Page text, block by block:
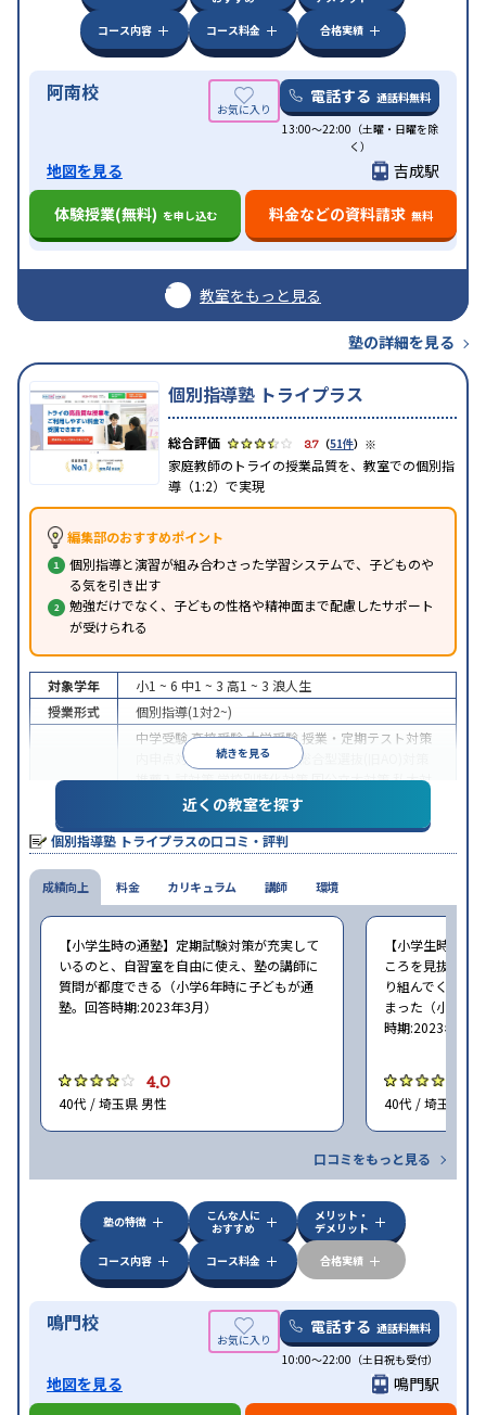
コース内容
コース料金 合格実績
阿南校 電話する 通話料無料
13:00〜22:00（土曜・日曜を除
く）
地図を見る
吉成駅
体験授業(無料) を申し込む 料金などの資料請求 無料
教室をもっと見る
塾の詳細を見る
個別指導塾 トライプラス
3.7 （51件） ※
家庭教師のトライの授業品質を、教室での個別指
導（1:2）で実現
編集部のおすすめポイント
個別指導と演習が組み合わさった学習システムで、子どものや
る気を引き出す
勉強だけでなく、子どもの性格や精神面まで配慮したサポート
が受けられる
続きを見る
対象学年 小1 ~ 6 中1 ~ 3 高1 ~ 3 浪人生
授業形式
個別指導(1対2~)
中学受験高校受験大学受験 授業・定期テスト対策
内申点対策
学習習慣の定着
総合型選抜(旧AO)対策
推薦入試対策学校別特化対策国公立大対策私大対
共通テスト対策英検(英語検定)対策
その他
科目別特化対策
特徴
応
学習にPC・タブレットを利用1科目から受講可
能季節講習のみの受講可自習室あり
近くの教室を探す
個別指導塾 トライプラスの口コミ・評判
成績向上
【小学生時の通塾】定期試験対策が充実して
いるのと、自習室を自由に使え、塾の講師に
質問が都度できる（小学6年時に子どもが通
塾。回答時期:2023年3月）
4.0
40代 / 埼玉県 男性
【小学生時の通
ころを見抜いて
り組んでくれた
まった（小学5
時期:2023年3月
40代 / 埼玉県 女
口コミをもっと見る
料金 カリキュラム 講師 環境
塾の特徴
こんな人に
おすすめ
メリット・
デメリット
コース内容
コース料金 合格実績
鳴門校 電話する 通話料無料
10:00～22:00（土日祝も受付）
地図を見る
鳴門駅